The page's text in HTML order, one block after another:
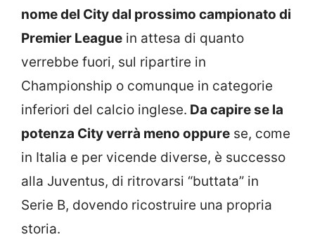
nome del City dal prossimo campionato di
Premier League in attesa di quanto
verrebbe fuori, sul ripartire in
Championship o comunque in categorie
inferiori del calcio inglese. Da capire se la
potenza City verrà meno oppure se, come
in Italia e per vicende diverse, è successo
alla Juventus, di ritrovarsi “buttata” in
Serie B, dovendo ricostruire una propria
storia.